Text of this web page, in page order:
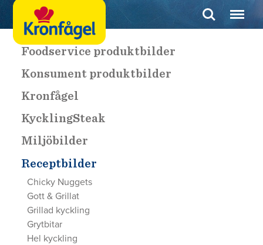
Foodservice produktbilder
Konsument produktbilder
Kronfågel
KycklingSteak
Miljöbilder
Receptbilder
Chicky Nuggets
Gott & Grillat
Grillad kyckling
Grytbitar
Hel kyckling